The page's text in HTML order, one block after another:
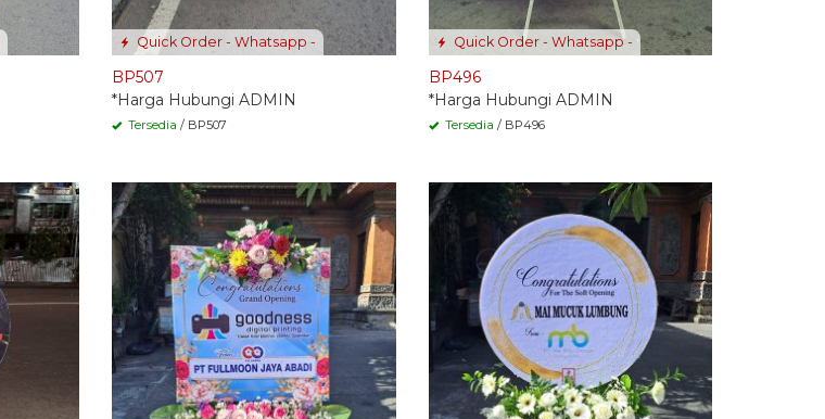
Quick Order - Whatsapp -
BP507
*Harga Hubungi ADMIN
Tersedia / BP507
Quick Order - Whatsapp -
BP496
*Harga Hubungi ADMIN
Tersedia / BP496